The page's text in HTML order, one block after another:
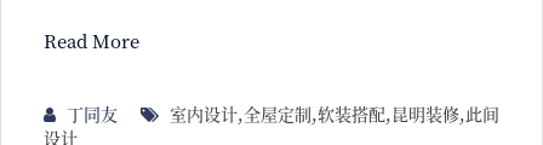
Read More
丁同友 室内设计,全屋定制,软装搭配,昆明装修,此间
设计